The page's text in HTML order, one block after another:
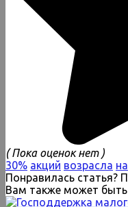
( Пока оценок нет )
30% акций возрасла на
Понравилась статья?
Вам также может быть